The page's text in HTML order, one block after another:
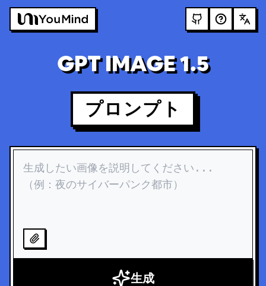
GPT IMAGE 1.5
プロンプト
生成